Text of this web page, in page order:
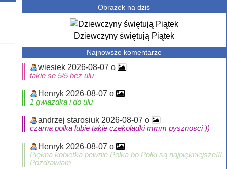
Obrazek na dziś
Dziewczyny świętują Piątek
Najnowsze komentarze
wiesiek 2026-08-07 o
takie se 5/5 bez ulu
Henryk 2026-08-07 o
1 gwiazdka i do ulu
andrzej starosiuk 2026-08-07 o
czarna polka lubie takie czekoladki mmm pysznosci ))
Henryk 2026-08-07 o
Piękna kobietka pewnie Polka bo Polki są najpiękniejsze!!!
Pozdrawiam